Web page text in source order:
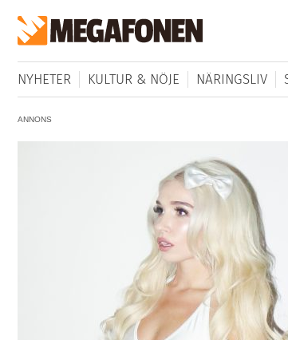
NYHETER KULTUR & NÖJE NÄRINGSLIV
ANNONS